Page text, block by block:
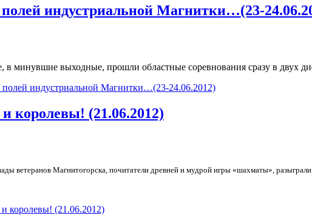
индустриальной Магнитки…(23-
в минувшие выходные, прошли областные соревнования сразу в двух
индустриальной Магнитки…(23-24.06.2012)
королевы! (21.06.2012)
ветеранов Магнитогорска, почитатели древней и мудрой игры «шахматы»,
королевы! (21.06.2012)